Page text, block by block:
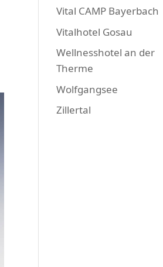
Vital CAMP Bayerbach
Vitalhotel Gosau
Wellnesshotel an der
Therme
Wolfgangsee
Zillertal